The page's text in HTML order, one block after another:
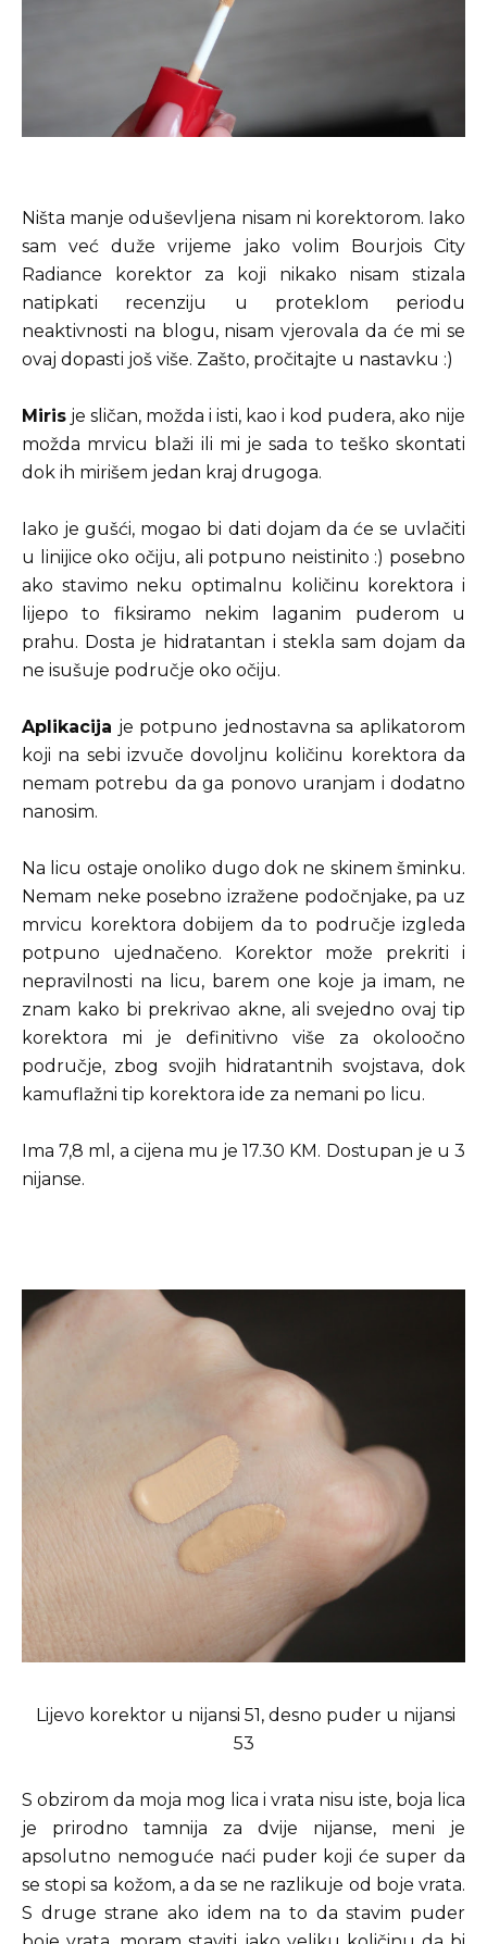
Ništa manje oduševljena nisam ni korektorom. Iako
sam već duže vrijeme jako volim Bourjois City
Radiance korektor za koji nikako nisam stizala
natipkati recenziju u proteklom periodu
neaktivnosti na blogu, nisam vjerovala da će mi se
ovaj dopasti još više. Zašto, pročitajte u nastavku :)
Miris je sličan, možda i isti, kao i kod pudera, ako nije
možda mrvicu blaži ili mi je sada to teško skontati
dok ih mirišem jedan kraj drugoga.
Iako je gušći, mogao bi dati dojam da će se uvlačiti
u linijice oko očiju, ali potpuno neistinito :) posebno
ako stavimo neku optimalnu količinu korektora i
lijepo to fiksiramo nekim laganim puderom u
prahu. Dosta je hidratantan i stekla sam dojam da
ne isušuje područje oko očiju.
Aplikacija je potpuno jednostavna sa aplikatorom
koji na sebi izvuče dovoljnu količinu korektora da
nemam potrebu da ga ponovo uranjam i dodatno
nanosim.
Na licu ostaje onoliko dugo dok ne skinem šminku.
Nemam neke posebno izražene podočnjake, pa uz
mrvicu korektora dobijem da to područje izgleda
potpuno ujednačeno. Korektor može prekriti i
nepravilnosti na licu, barem one koje ja imam, ne
znam kako bi prekrivao akne, ali svejedno ovaj tip
korektora mi je definitivno više za okoloočno
područje, zbog svojih hidratantnih svojstava, dok
kamuflažni tip korektora ide za nemani po licu.
Ima 7,8 ml, a cijena mu je 17.30 KM. Dostupan je u 3
nijanse.
Lijevo korektor u nijansi 51, desno puder u nijansi
53
S obzirom da moja mog lica i vrata nisu iste, boja lica
je prirodno tamnija za dvije nijanse, meni je
apsolutno nemoguće naći puder koji će super da
se stopi sa kožom, a da se ne razlikuje od boje vrata.
S druge strane ako idem na to da stavim puder